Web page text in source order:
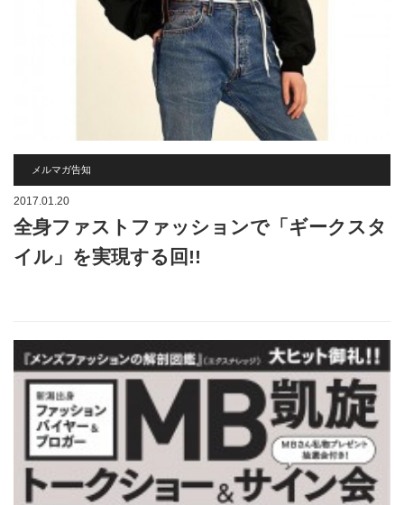
メルマガ告知
2017.01.20
全身ファストファッションで「ギークスタ
イル」を実現する回!!